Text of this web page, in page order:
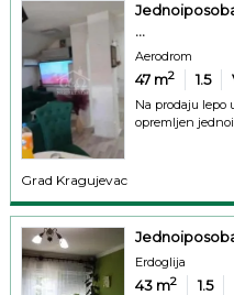
...
Aerodrom
47 m2 1.5
Na prodaju lepo
opremljen
Grad Kragujevac
Erdoglija
43 m2 1.5